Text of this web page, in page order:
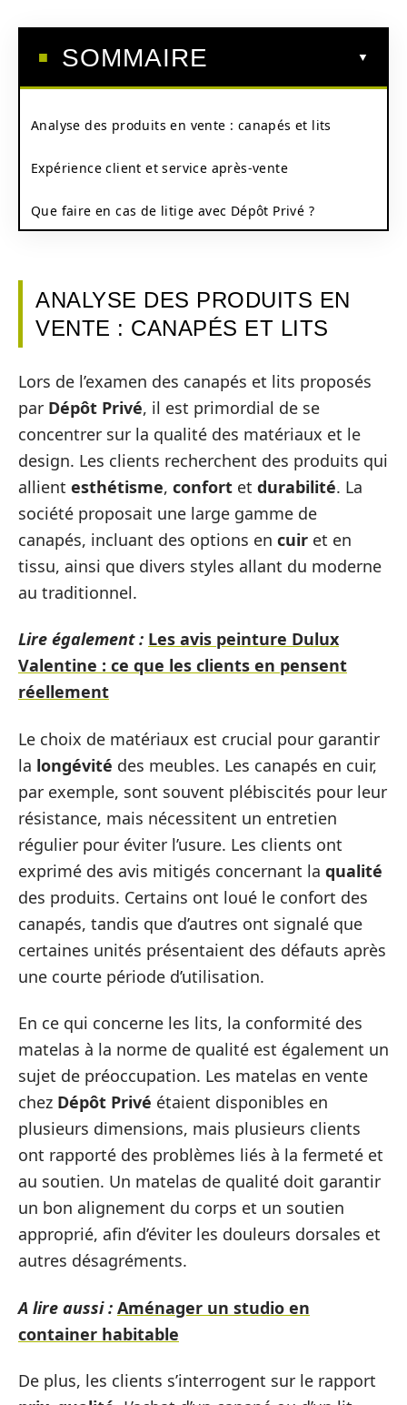
SOMMAIRE
Analyse des produits en vente : canapés et lits
Expérience client et service après-vente
Que faire en cas de litige avec Dépôt Privé ?
ANALYSE DES PRODUITS EN
VENTE : CANAPÉS ET LITS
Lors de l’examen des canapés et lits proposés
par Dépôt Privé, il est primordial de se
concentrer sur la qualité des matériaux et le
design. Les clients recherchent des produits qui
allient esthétisme, confort et durabilité. La
société proposait une large gamme de
canapés, incluant des options en cuir et en
tissu, ainsi que divers styles allant du moderne
au traditionnel.
Lire également : Les avis peinture Dulux
Valentine : ce que les clients en pensent
réellement
Le choix de matériaux est crucial pour garantir
la longévité des meubles. Les canapés en cuir,
par exemple, sont souvent plébiscités pour leur
résistance, mais nécessitent un entretien
régulier pour éviter l’usure. Les clients ont
exprimé des avis mitigés concernant la qualité
des produits. Certains ont loué le confort des
canapés, tandis que d’autres ont signalé que
certaines unités présentaient des défauts après
une courte période d’utilisation.
En ce qui concerne les lits, la conformité des
matelas à la norme de qualité est également un
sujet de préoccupation. Les matelas en vente
chez Dépôt Privé étaient disponibles en
plusieurs dimensions, mais plusieurs clients
ont rapporté des problèmes liés à la fermeté et
au soutien. Un matelas de qualité doit garantir
un bon alignement du corps et un soutien
approprié, afin d’éviter les douleurs dorsales et
autres désagréments.
A lire aussi : Aménager un studio en
container habitable
De plus, les clients s’interrogent sur le rapport